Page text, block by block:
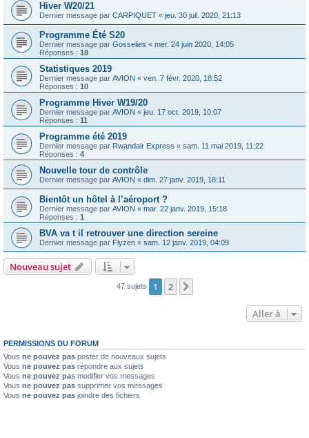
Hiver W20/21
Dernier message par CARPIQUET « jeu. 30 juil. 2020, 21:13
Programme Été S20
Dernier message par Gosselies « mer. 24 juin 2020, 14:05
Réponses : 18
Statistiques 2019
Dernier message par AVION « ven. 7 févr. 2020, 18:52
Réponses : 10
Programme Hiver W19/20
Dernier message par AVION « jeu. 17 oct. 2019, 10:07
Réponses : 11
Programme été 2019
Dernier message par Rwandair Express « sam. 11 mai 2019, 11:22
Réponses : 4
Nouvelle tour de contrôle
Dernier message par AVION « dim. 27 janv. 2019, 18:11
Bientôt un hôtel à l’aéroport ?
Dernier message par AVION « mar. 22 janv. 2019, 15:18
Réponses : 1
BVA va t il retrouver une direction sereine
Dernier message par Flyzen « sam. 12 janv. 2019, 04:09
Nouveau sujet
47 sujets 1 2
Aller à
PERMISSIONS DU FORUM
Vous ne pouvez pas poster de nouveaux sujets
Vous ne pouvez pas répondre aux sujets
Vous ne pouvez pas modifier vos messages
Vous ne pouvez pas supprimer vos messages
Vous ne pouvez pas joindre des fichiers